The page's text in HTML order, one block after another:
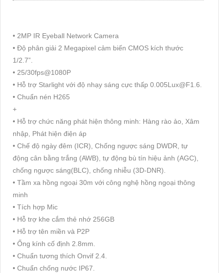
• 2MP IR Eyeball Network Camera
• Độ phân giải 2 Megapixel cảm biến CMOS kích thước
1/2.7”.
• 25/30fps@1080P
• Hỗ trợ Starlight với độ nhạy sáng cực thấp 0.005Lux@F1.6.
• Chuẩn nén H265
+
• Hỗ trợ chức năng phát hiện thông minh: Hàng rào ảo, Xâm
nhập, Phát hiện điện áp
• Chế độ ngày đêm (ICR), Chống ngược sáng DWDR, tự
động cân bằng trắng (AWB), tự động bù tín hiệu ảnh (AGC),
chống ngược sáng(BLC), chống nhiễu (3D-DNR).
• Tầm xa hồng ngoại 30m với công nghệ hồng ngoại thông
minh
• Tích hợp Mic
• Hỗ trợ khe cắm thẻ nhớ 256GB
• Hỗ trợ tên miền và P2P
• Ống kính cố định 2.8mm.
• Chuẩn tương thích Onvif 2.4.
• Chuẩn chống nước IP67.